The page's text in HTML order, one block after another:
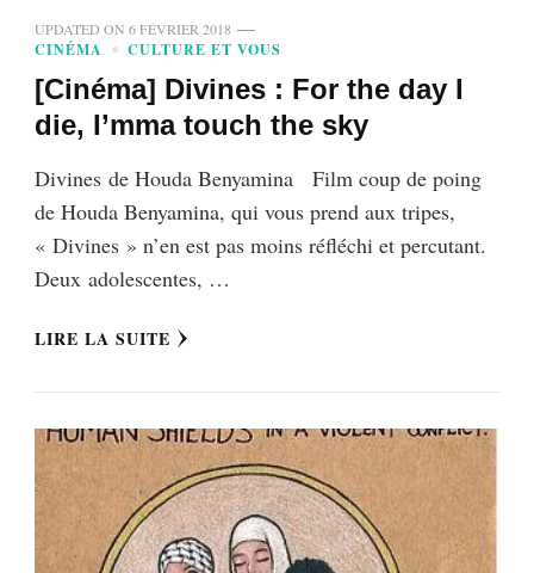
UPDATED ON 6 FÉVRIER 2018
CINÉMA CULTURE ET VOUS
[Cinéma] Divines : For the day I
die, I’mma touch the sky
Divines de Houda Benyamina Film coup de poing
de Houda Benyamina, qui vous prend aux tripes,
« Divines » n’en est pas moins réfléchi et percutant.
Deux adolescentes, …
LIRE LA SUITE